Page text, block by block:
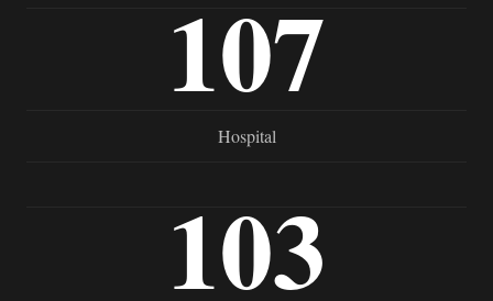
107
Hospital
103